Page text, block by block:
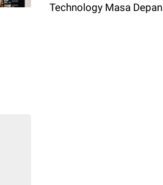
Technology Masa Depan